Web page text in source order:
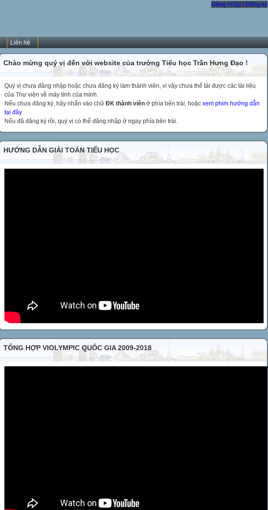
Đăng nhập / Đăng ký
Liên hệ
Chào mừng quý vị đến với website của trường Tiểu học Trần Hưng Đạo !
Quý vị chưa đăng nhập hoặc chưa đăng ký làm thành viên, vì vậy chưa thể tải được các tài liệu
của Thư viện về máy tính của mình.
Nếu chưa đăng ký, hãy nhấn vào chữ ĐK thành viên ở phía bên trái, hoặc xem phim hướng dẫn
tại đây
Nếu đã đăng ký rồi, quý vị có thể đăng nhập ở ngay phía bên trái.
HƯỚNG DẪN GIẢI TOÁN TIỂU HỌC
TỔNG HỢP VIOLYMPIC QUỐC GIA 2009-2018